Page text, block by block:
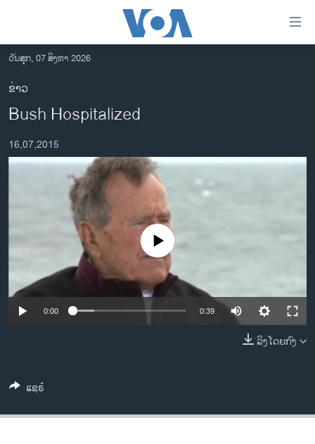
ເຂົ້າ
ຫາ
ຂ້າມ
ຂ້າມ
ໄປ
ຫາ
ອາເມຣິກາ
ການເລືອກຕັ້ງ ປະທານາທີບໍດີ ສະຫະລັດ 2024
ອິດສະຫຼະພາບດ້ານການຂ່າວ
ຊີວິດຊາວລາວ
ຊຸມຊົນຊາວລາວ
ພາສາອັງກິດ
ວັນສຸກ, 07 ສິງຫາ 2026
ຂ່າວ
Bush Hospitalized
16,07,2015
No media source currently available
0:00 0:39
ລິງໂດຍກົງ
ແຊຣ໌